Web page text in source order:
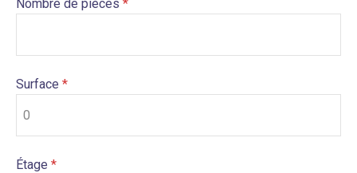
Nombre de pièces
Surface
Étage